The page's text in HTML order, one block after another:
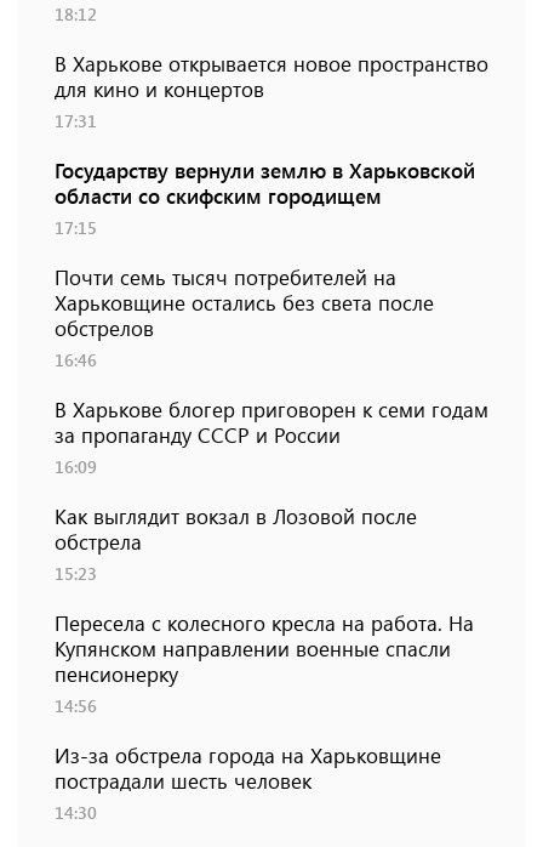
18:12
В Харькове открывается новое пространство
для кино и концертов
17:31
Государству вернули землю в Харьковской
области со скифским городищем
17:15
Почти семь тысяч потребителей на
Харьковщине остались без света после
обстрелов
16:46
В Харькове блогер приговорен к семи годам
за пропаганду СССР и России
16:09
Как выглядит вокзал в Лозовой после
обстрела
15:23
Пересела с колесного кресла на работа. На
Купянском направлении военные спасли
пенсионерку
14:56
Из-за обстрела города на Харьковщине
пострадали шесть человек
14:30